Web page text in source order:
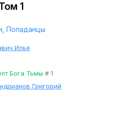
1
Попаданцы
Илья
Бога Тьмы # 1
Григорий